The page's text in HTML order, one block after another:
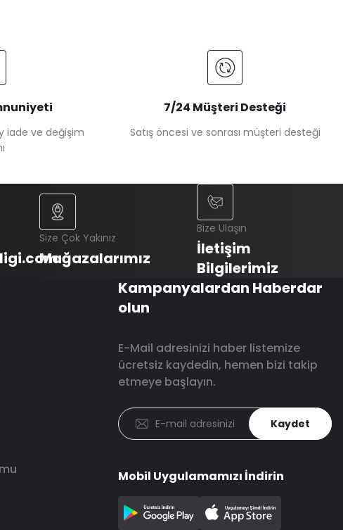
iade ve değişim
7/24 Müşteri Desteği
Satış öncesi ve sonrası müşteri desteği
Size Çok Yakınız
Mağazalarımız
Bize Ulaşın
İletişim
Bilgilerimiz
Kampanyalardan Haberdar
olun
E-Mail adresinizi haber listemize
ücretsiz kaydedin, hemen bizi takip
etmeye başlayın.
Kaydet
Mobil Uygulamamızı İndirin